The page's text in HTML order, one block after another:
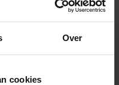
Over
cookies